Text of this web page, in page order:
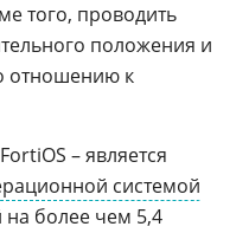
того, проводить
положения и
отношению к
– является
системой
на более чем 5,4